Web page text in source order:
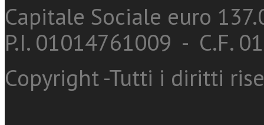
Capitale Sociale euro
P.I. 01014761009 - C.F.
Copyright -Tutti i diritti